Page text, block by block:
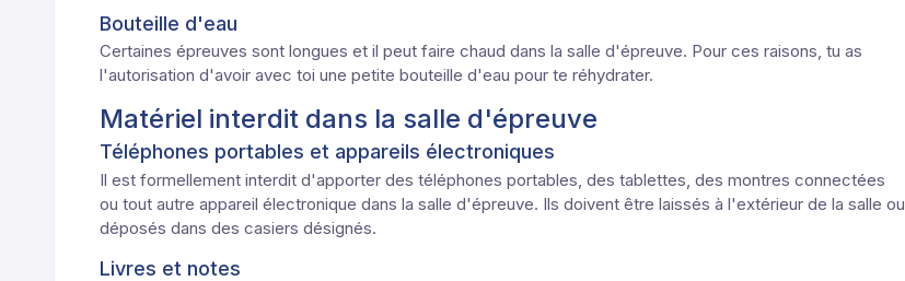
Bouteille d'eau
Certaines épreuves sont longues et il peut faire chaud dans la salle d'épreuve. Pour ces raisons, tu as
l'autorisation d'avoir avec toi une petite bouteille d'eau pour te réhydrater.
Matériel interdit dans la salle d'épreuve
Téléphones portables et appareils électroniques
Il est formellement interdit d'apporter des téléphones portables, des tablettes, des montres connectées
ou tout autre appareil électronique dans la salle d'épreuve. Ils doivent être laissés à l'extérieur de la salle ou
déposés dans des casiers désignés.
Livres et notes